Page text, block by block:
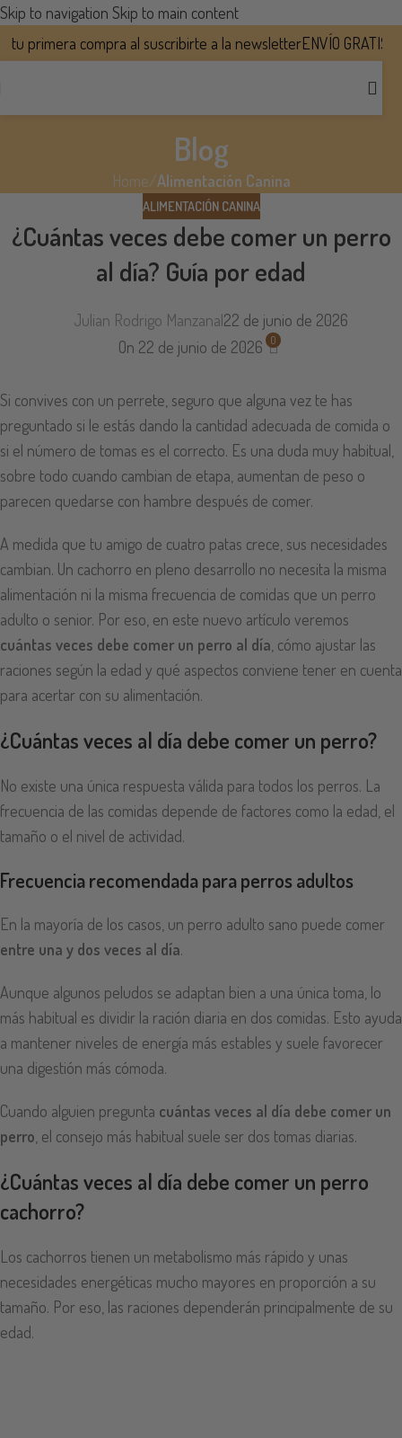
Skip to navigation Skip to main content
primera compra al suscribirte a la newsletterENVÍO GRATIS EN
Blog
Home/Alimentación Canina
ALIMENTACIÓN CANINA
¿Cuántas veces debe comer un perro
al día? Guía por edad
Julian Rodrigo Manzanal22 de junio de 2026
On 22 de junio de 2026
0
Si convives con un perrete, seguro que alguna vez te has
preguntado si le estás dando la cantidad adecuada de comida o
si el número de tomas es el correcto. Es una duda muy habitual,
sobre todo cuando cambian de etapa, aumentan de peso o
parecen quedarse con hambre después de comer.
A medida que tu amigo de cuatro patas crece, sus necesidades
cambian. Un cachorro en pleno desarrollo no necesita la misma
alimentación ni la misma frecuencia de comidas que un perro
adulto o senior. Por eso, en este nuevo artículo veremos
cuántas veces debe comer un perro al día , cómo ajustar las
raciones según la edad y qué aspectos conviene tener en cuenta
para acertar con su alimentación.
¿Cuántas veces al día debe comer un perro?
No existe una única respuesta válida para todos los perros. La
frecuencia de las comidas depende de factores como la edad, el
tamaño o el nivel de actividad.
Frecuencia recomendada para perros adultos
En la mayoría de los casos, un perro adulto sano puede comer
entre una y dos veces al día.
Aunque algunos peludos se adaptan bien a una única toma, lo
más habitual es dividir la ración diaria en dos comidas. Esto ayuda
a mantener niveles de energía más estables y suele favorecer
una digestión más cómoda.
Cuando alguien pregunta cuántas veces al día debe comer un
perro , el consejo más habitual suele ser dos tomas diarias.
¿Cuántas veces al día debe comer un perro
cachorro?
Los cachorros tienen un metabolismo más rápido y unas
necesidades energéticas mucho mayores en proporción a su
tamaño. Por eso, las raciones dependerán principalmente de su
edad.